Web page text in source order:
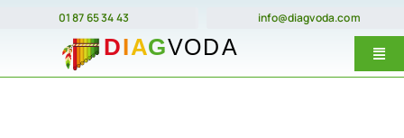
contenu
01 87 65 34 43 info@diagvoda.com